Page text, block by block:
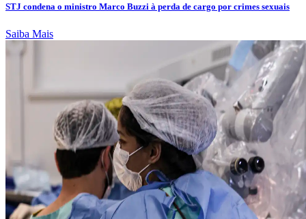
STJ condena o ministro Marco Buzzi à perda de cargo por crimes sexuais
Saiba Mais